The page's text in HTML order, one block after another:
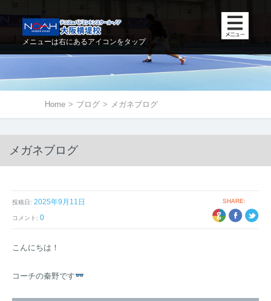
メニューは右にあるアイコンをタップ
Home > ブログ > メガネブログ
メガネブログ
SHARE:
TWITTER
投稿日: 2025年9月11日
コメント: 0
こんにちは！
コーチの秦野です